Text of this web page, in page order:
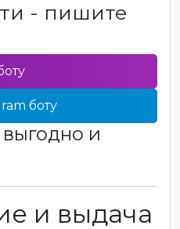
- пишите
боту
и
и выдача